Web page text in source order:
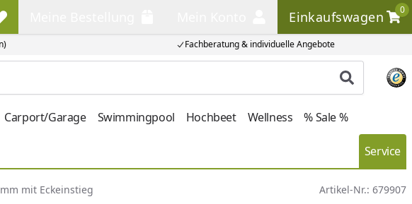
Fachberatung & individuelle Angebote
Einkaufswagen
0
Einkaufswagen
Produkt
Carport/Garage Swimmingpool Hochbeet Wellness % Sale %
Service
mit Eckeinstieg Artikel-Nr.: 679907